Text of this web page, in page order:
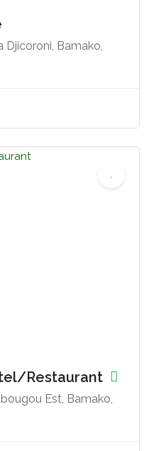
Djicoroni, Bamako,
Restaurant
Est, Bamako,